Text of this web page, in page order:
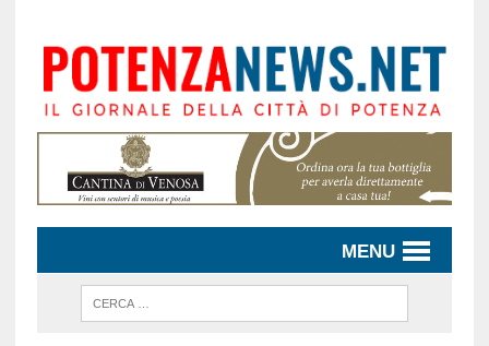
MENU